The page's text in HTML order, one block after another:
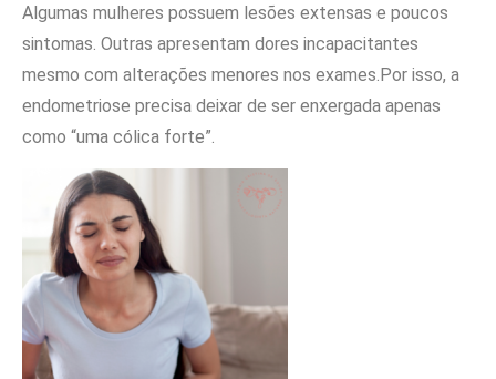
Algumas mulheres possuem lesões extensas e poucos
sintomas. Outras apresentam dores incapacitantes
mesmo com alterações menores nos exames.Por isso, a
endometriose precisa deixar de ser enxergada apenas
como “uma cólica forte”.